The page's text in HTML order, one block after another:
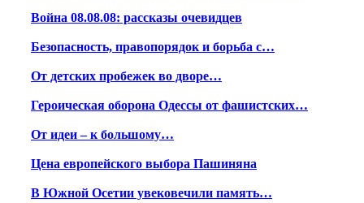
Война 08.08.08: рассказы очевидцев
Безопасность, правопорядок и борьба с…
От детских пробежек во дворе…
Героическая оборона Одессы от фашистских…
От идеи – к большому…
Цена европейского выбора Пашиняна
В Южной Осетии увековечили память…